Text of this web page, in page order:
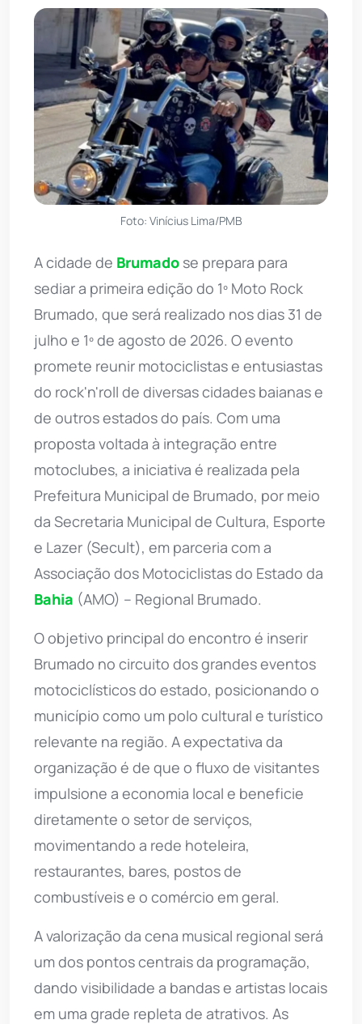
Foto: Vinícius Lima/PMB
A cidade de Brumado se prepara para
sediar a primeira edição do 1º Moto Rock
Brumado, que será realizado nos dias 31 de
julho e 1º de agosto de 2026. O evento
promete reunir motociclistas e entusiastas
do rock'n'roll de diversas cidades baianas e
de outros estados do país. Com uma
proposta voltada à integração entre
motoclubes, a iniciativa é realizada pela
Prefeitura Municipal de Brumado, por meio
da Secretaria Municipal de Cultura, Esporte
e Lazer (Secult), em parceria com a
Associação dos Motociclistas do Estado da
Bahia (AMO) – Regional Brumado.
O objetivo principal do encontro é inserir
Brumado no circuito dos grandes eventos
motociclísticos do estado, posicionando o
município como um polo cultural e turístico
relevante na região. A expectativa da
organização é de que o fluxo de visitantes
impulsione a economia local e beneficie
diretamente o setor de serviços,
movimentando a rede hoteleira,
restaurantes, bares, postos de
combustíveis e o comércio em geral.
A valorização da cena musical regional será
um dos pontos centrais da programação,
dando visibilidade a bandas e artistas locais
em uma grade repleta de atrativos. As